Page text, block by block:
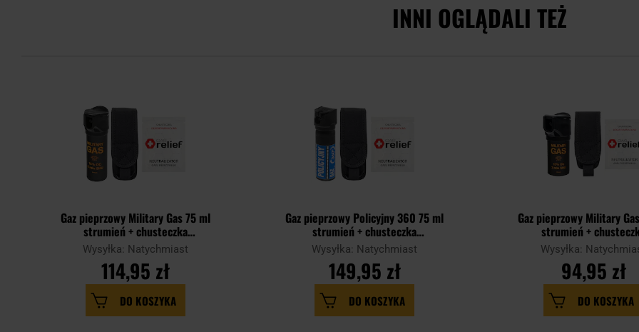
INNI OGLĄDALI TEŻ
Gaz pieprzowy Military Gas 75 ml
strumień + chusteczka
neutralizująca Gas Relief + kabura -
zestaw
Wysyłka: Natychmiast
114,95 zł
DO KOSZYKA
Gaz pieprzowy Policyjny 360 75 ml
strumień + chusteczka
neutralizująca Gas Relief + kabura -
zestaw
Wysyłka: Natychmiast
149,95 zł
DO KOSZYKA
Gaz pieprzowy Military
strumień +
neutralizująca Gas Relief +
zestaw
Wysyłka:
94,95 zł
DO KOSZYKA